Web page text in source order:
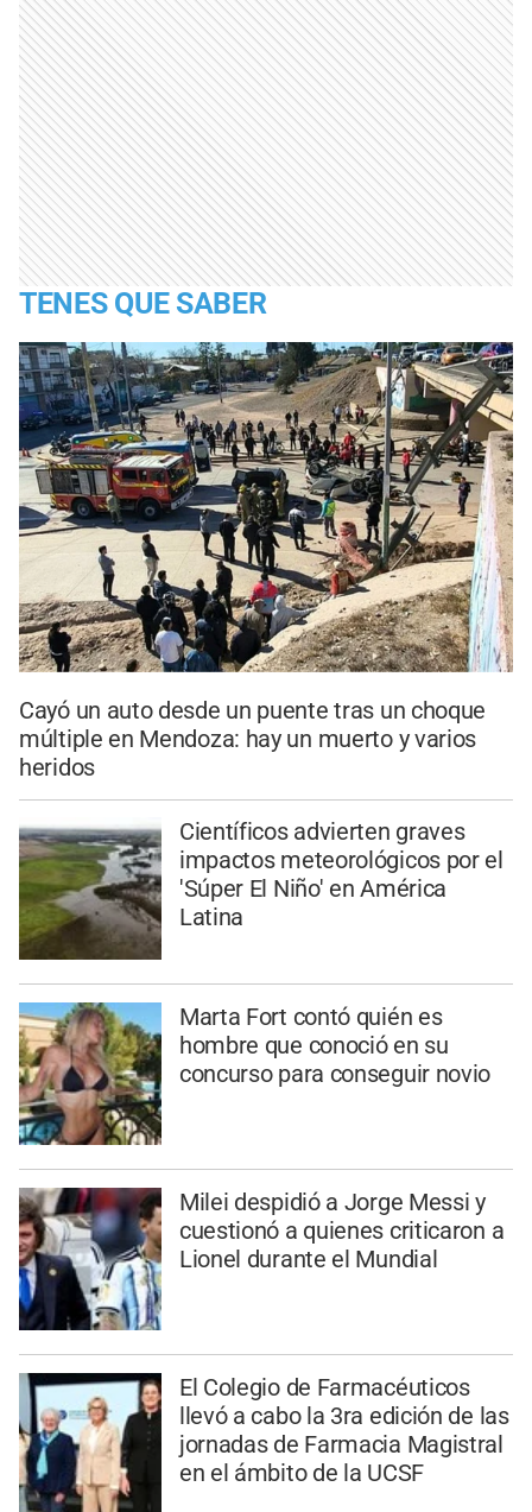
TENES QUE SABER
Cayó un auto desde un puente tras un choque
múltiple en Mendoza: hay un muerto y varios
heridos
Científicos advierten graves
impactos meteorológicos por el
'Súper El Niño' en América
Latina
Marta Fort contó quién es
hombre que conoció en su
concurso para conseguir novio
Milei despidió a Jorge Messi y
cuestionó a quienes criticaron a
Lionel durante el Mundial
El Colegio de Farmacéuticos
llevó a cabo la 3ra edición de las
jornadas de Farmacia Magistral
en el ámbito de la UCSF